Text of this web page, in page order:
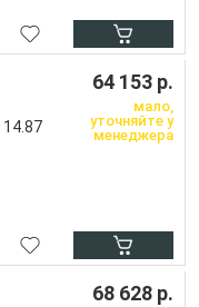
14.87
64 153 р.
мало,
уточняйте у
менеджера
68 628 р.